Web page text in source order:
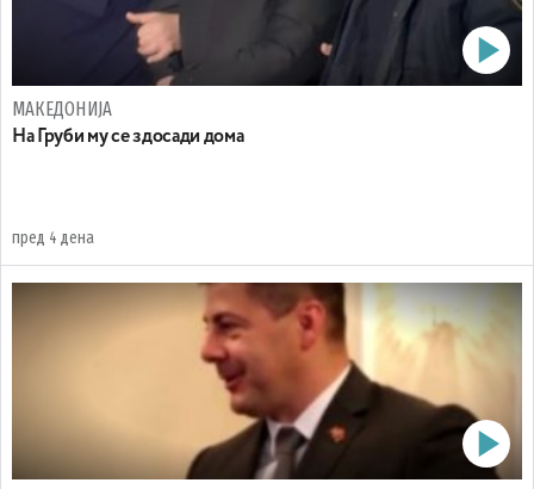
МАКЕДОНИЈА
На Груби му се здосади дома
пред 4 дена